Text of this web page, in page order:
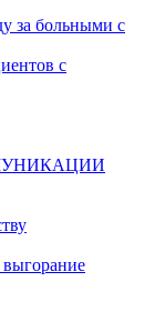
за больными с
с